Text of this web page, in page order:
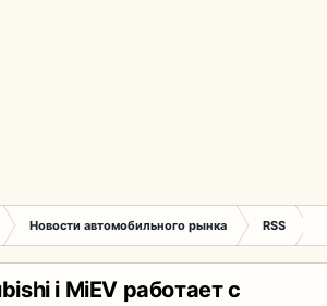
Новости автомобильного рынка RSS
i MiEV работает с